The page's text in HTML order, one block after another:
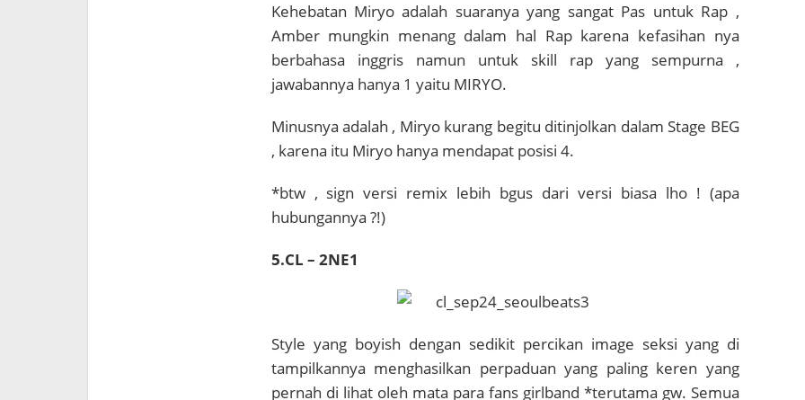
Kehebatan Miryo adalah suaranya yang sangat Pas untuk Rap ,
Amber mungkin menang dalam hal Rap karena kefasihan nya
berbahasa inggris namun untuk skill rap yang sempurna ,
jawabannya hanya 1 yaitu MIRYO.
Minusnya adalah , Miryo kurang begitu ditinjolkan dalam Stage BEG
, karena itu Miryo hanya mendapat posisi 4.
*btw , sign versi remix lebih bgus dari versi biasa lho ! (apa
hubungannya ?!)
5.CL – 2NE1
Style yang boyish dengan sedikit percikan image seksi yang di
tampilkannya menghasilkan perpaduan yang paling keren yang
pernah di lihat oleh mata para fans girlband *terutama gw. Semua